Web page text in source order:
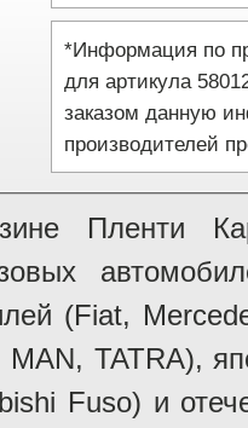
*Информация по
для артикула
заказом данную
производителей
Пленти
(Fiat,
TATRA),
Fuso) и